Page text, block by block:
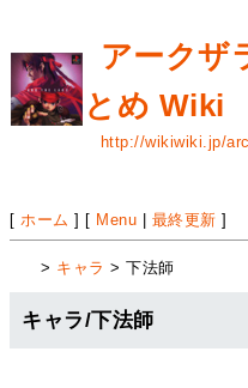
アークザ
とめ Wiki
http://wikiwiki.jp/
[ ホーム ] [ Menu 最終更新 ]
> キャラ > 下法師
キャラ/下法師